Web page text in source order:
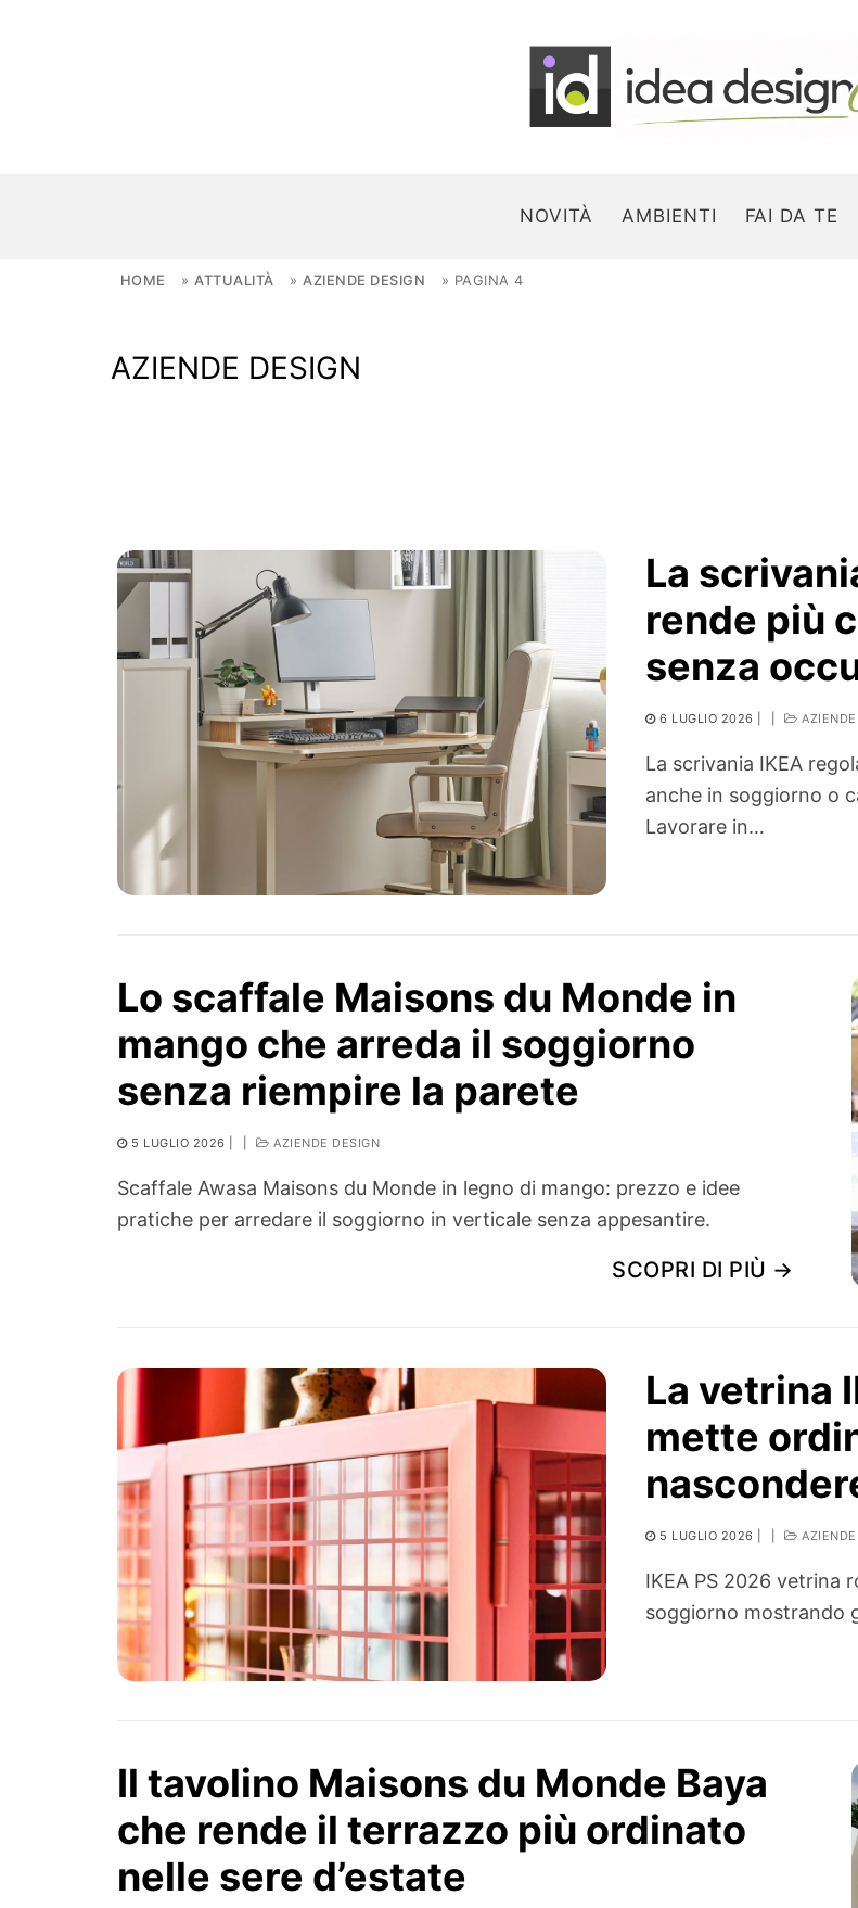
NOVITÀ AMBIENTI FAI DA TE
NOVITÀ
Ortaggio
Search for:
HOME » ATTUALITÀ » AZIENDE DESIGN » PAGINA 4
AZIENDE DESIGN
La
rende più
senza
6 LUGLIO 2026
La scrivania IKEA
anche in soggiorno o
Lavorare in…
Lo scaffale Maisons du Monde in
mango che arreda il soggiorno
senza riempire la parete
5 LUGLIO 2026 AZIENDE DESIGN
Scaffale Awasa Maisons du Monde in legno di mango: prezzo e idee
pratiche per arredare il soggiorno in verticale senza appesantire.
SCOPRI DI PIÙ →
La vetrina
mette
5 LUGLIO 2026
IKEA PS 2026 vetrina
soggiorno mostrando
Il tavolino Maisons du Monde Baya
che rende il terrazzo più ordinato
nelle sere d’estate